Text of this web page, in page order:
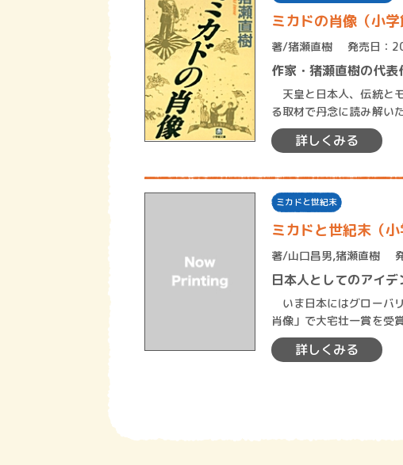
ミカドの肖像（小学
著/猪瀬直樹 発売日：
作家・猪瀬直樹の代表
天皇と日本人、伝統と
る取材で丹念に読み解い
解き明かし、物語はやが
詳しくみる
ミカドと世紀末
ミカドと世紀末（小
著/山口昌男,猪瀬直樹
日本人としてのアイ
いま日本にはグローバ
肖像」で大宅壮一賞を受
受賞した文化人類学者の
詳しくみる